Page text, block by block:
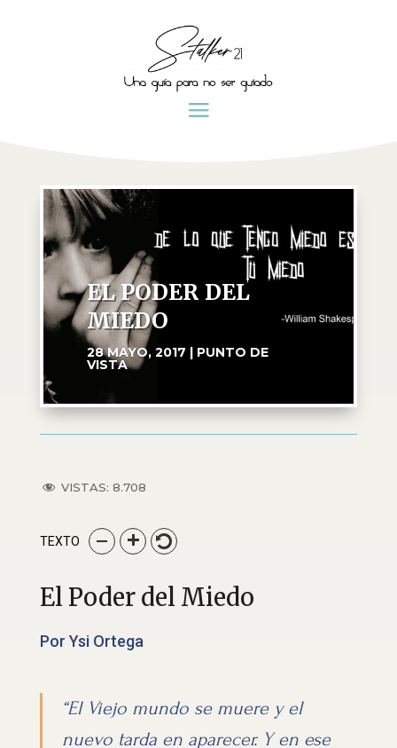
EL PODER DEL
MIEDO
28 MAYO, 2017 | PUNTO DE
VISTA
VISTAS: 8.708
TEXTO
El Poder del Miedo
Por Ysi Ortega
“El Viejo mundo se muere y el
nuevo tarda en aparecer. Y en ese